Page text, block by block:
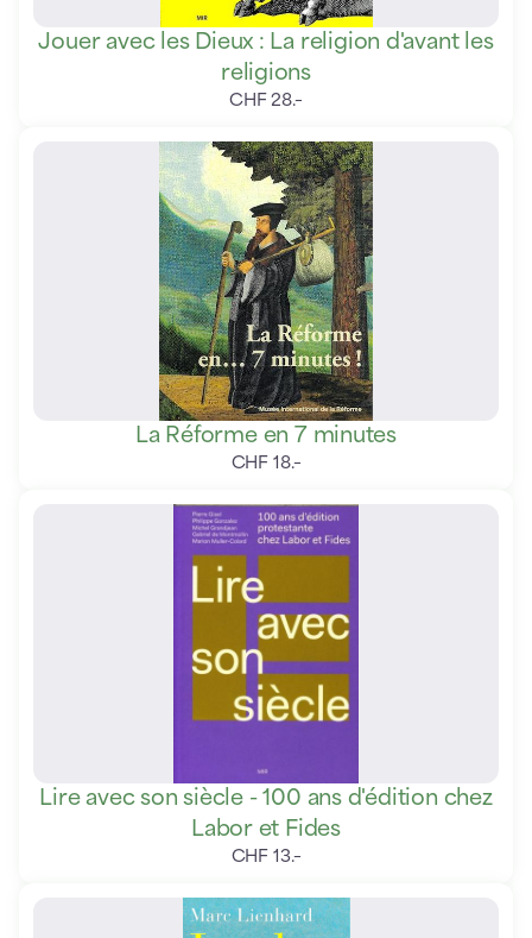
Jouer avec les Dieux : La religion d'avant les
religions
CHF 28.–
La Réforme en 7 minutes
CHF 18.–
Lire avec son siècle - 100 ans d'édition chez
Labor et Fides
CHF 13.–